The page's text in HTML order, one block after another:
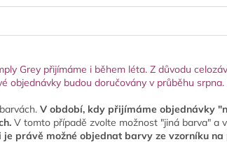
Grey přijímáme i během léta. Z důvodu
objednávky budou doručovány v průběhu
V období, kdy přijímáme objednávky
V tomto případě zvolte možnost "jiná barva" a
je právě možné objednat barvy ze vzorníku